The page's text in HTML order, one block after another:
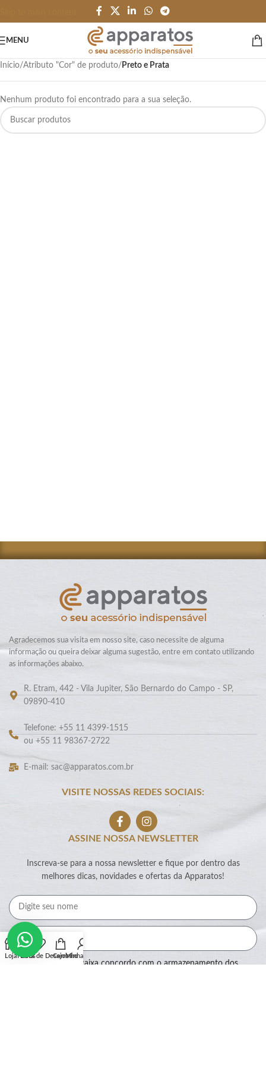
MENU
Início/Atributo "Cor" de produto/ Preto e Prata
Nenhum produto foi encontrado para a sua seleção.
Agradecemos sua visita em nosso site, caso necessite de alguma
informação ou queira deixar alguma sugestão, entre em contato utilizando
as informações abaixo.
R. Etram, 442 - Vila Jupiter, São Bernardo do Campo - SP,
09890-410
Telefone: +55 11 4399-1515
ou +55 11 98367-2722
E-mail: sac@apparatos.com.br
VISITE NOSSAS REDES SOCIAIS:
ASSINE NOSSA NEWSLETTER
Inscreva-se para a nossa newsletter e fique por dentro das
melhores dicas, novidades e ofertas da Apparatos!
Ao marcar essa caixa concordo com o armazenamento dos
LojaFiltros
Lista de Desejos
CarrinhoMinha conta